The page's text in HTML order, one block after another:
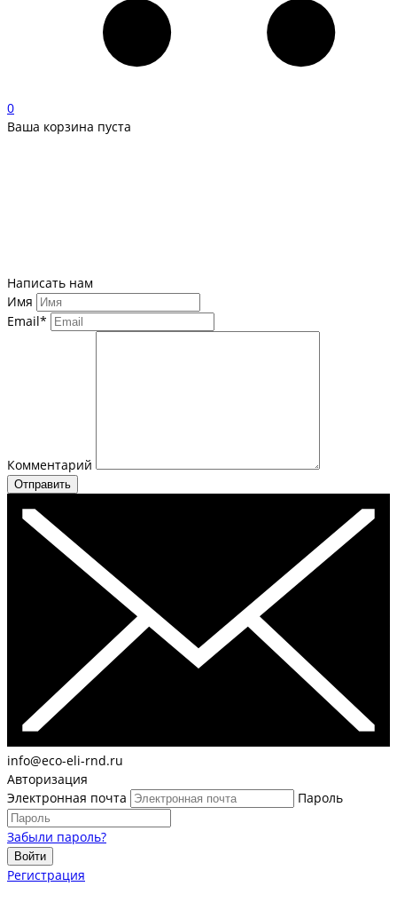
0
Ваша корзина пуста
Написать нам
Имя
Email*
Комментарий
Отправить
info@eco-eli-rnd.ru
Авторизация
Электронная почта
Пароль
Забыли пароль?
Войти
Регистрация